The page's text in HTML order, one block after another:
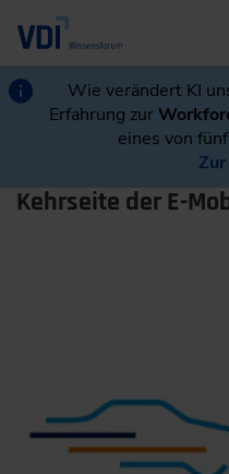
Wie verändert KI
Erfahrung zur
eines von
Kehrseite der E-